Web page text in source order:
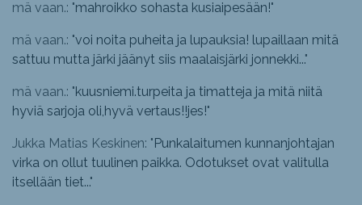
mä vaan.: "mahroikko sohasta kusiaipesään!"
mä vaan.: "voi noita puheita ja lupauksia! lupaillaan mitä
sattuu mutta järki jäänyt siis maalaisjärki jonnekki..."
mä vaan.: "kuusniemi.turpeita ja timatteja ja mitä niitä
hyviä sarjoja oli,hyvä vertaus!!jes!"
Jukka Matias Keskinen: "Punkalaitumen kunnanjohtajan
virka on ollut tuulinen paikka. Odotukset ovat valitulla
itsellään tiet..."